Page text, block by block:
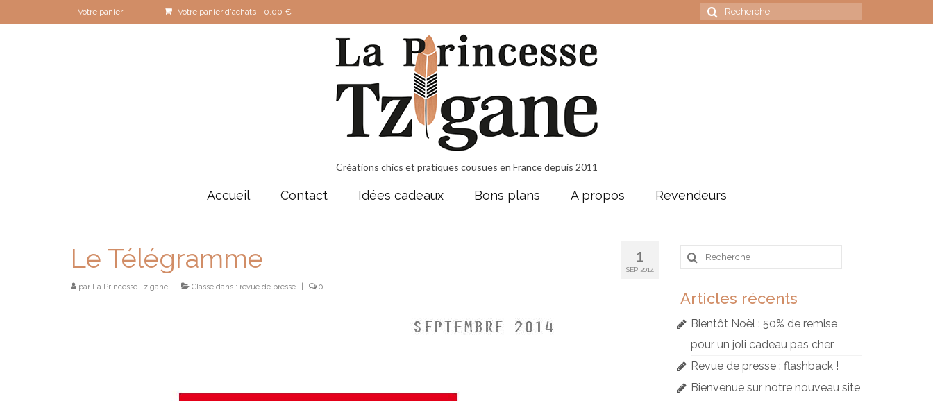
Votre panier Votre panier d'achats - 0.00 €
Rechercher
:
Créations chics et pratiques cousues en France depuis 2011
Accueil Contact Idées cadeaux Bons plans A propos Revendeurs
1
SEP 2014
Le Télégramme
par La Princesse Tzigane Classé dans : revue de presse 0
Rechercher
:
Articles récents
Bientôt Noël : 50% de remise
pour un joli cadeau pas cher
Revue de presse : flashback !
Bienvenue sur notre nouveau site